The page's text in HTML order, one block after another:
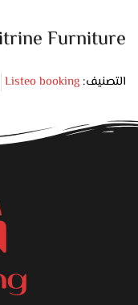
Furniture
التصنيف: Listeo booking